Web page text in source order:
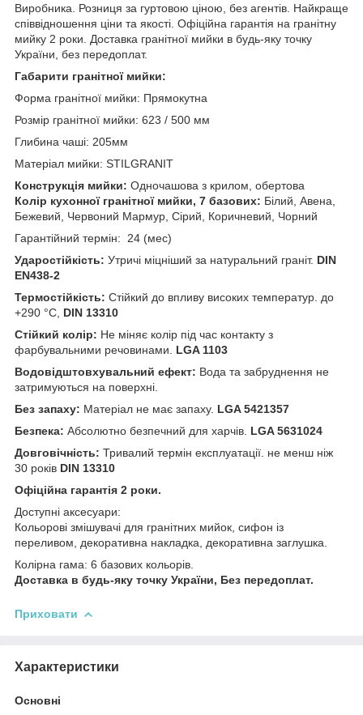
Виробника. Розниця за гуртовою ціною, без агентів. Найкраще
співвідношення ціни та якості. Офіційна гарантія на гранітну
мийку 2 роки. Доставка гранітної мийки в будь-яку точку
України, без передоплат.
Габарити гранітної мийки:
Форма гранітної мийки: Прямокутна
Розмір гранітної мийки: 623 / 500 мм
Глибина чаші: 205мм
Матеріал мийки: STILGRANIT
Конструкція мийки: Одночашова з крилом, обертова
Колір кухонної гранітної мийки, 7 базових: Білий, Авена,
Бежевий, Червоний Мармур, Сірий, Коричневий, Чорний
Гарантійний термін: 24 (мес)
Ударостійкість: Утричі міцніший за натуральний граніт. DIN
EN438-2
Термостійкість: Стійкий до впливу високих температур. до
+290 °C, DIN 13310
Стійкий колір: Не міняє колір під час контакту з
фарбувальними речовинами. LGA 1103
Водовідштовхувальний ефект: Вода та забруднення не
затримуються на поверхні.
Без запаху: Матеріал не має запаху. LGA 5421357
Безпека: Абсолютно безпечний для харчів. LGA 5631024
Довговічність: Тривалий термін експлуатації. не менш ніж
30 років DIN 13310
Офіційна гарантія 2 роки.
Доступні аксесуари:
Кольорові змішувачі для гранітних мийок, сифон із
переливом, декоративна накладка, декоративна заглушка.
Колірна гама: 6 базових кольорів.
Доставка в будь-яку точку України, Без передоплат.
Приховати
Характеристики
Основні